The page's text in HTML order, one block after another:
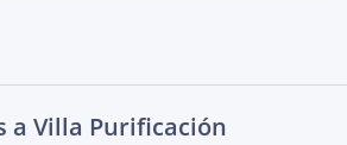
a Villa Purificación